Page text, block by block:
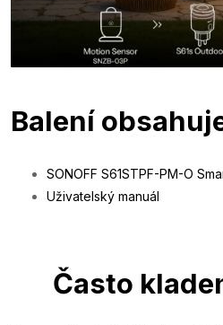
Balení
SONOFF S61STPF-PM-O
Uživatelský manuál
Často